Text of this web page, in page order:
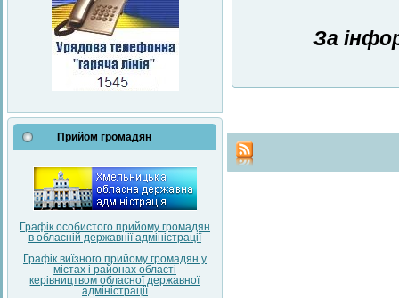
Прийом громадян
Графік особистого прийому громадян
в обласній державнії адміністрації
Графік виїзного прийому громадян у
містах і районах області
керівництвом обласної державної
адміністрації
За